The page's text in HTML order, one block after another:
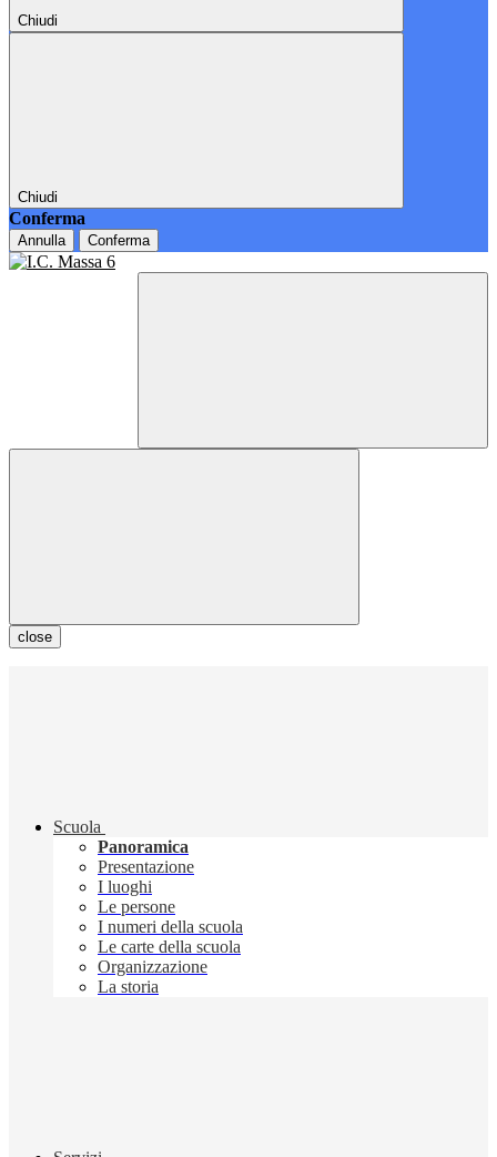
Chiudi
Chiudi
Conferma
Annulla Conferma
close
Scuola
Panoramica
Presentazione
I luoghi
Le persone
I numeri della scuola
Le carte della scuola
Organizzazione
La storia